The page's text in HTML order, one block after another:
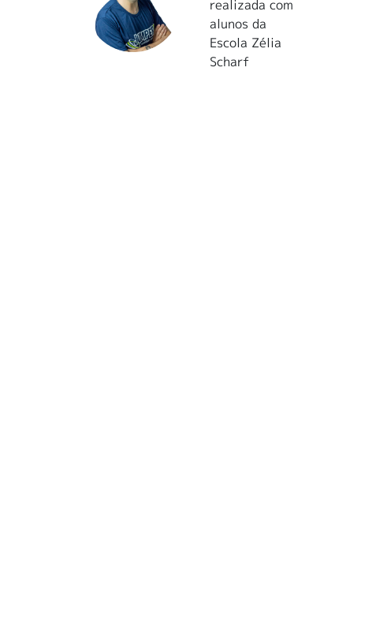
realizada com
alunos da
Escola Zélia
Scharf